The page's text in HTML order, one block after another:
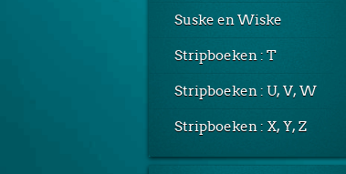
Suske en Wiske
Stripboeken : T
Stripboeken : U, V, W
Stripboeken : X, Y, Z